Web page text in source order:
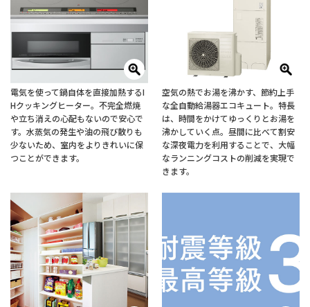
電気を使って鍋自体を直接加熱するI
Hクッキングヒーター。不完全燃焼
や立ち消えの心配もないので安心で
す。水蒸気の発生や油の飛び散りも
少ないため、室内をよりきれいに保
つことができます。
空気の熱でお湯を沸かす、節約上手
な全自動給湯器エコキュート。特長
は、時間をかけてゆっくりとお湯を
沸かしていく点。昼間に比べて割安
な深夜電力を利用することで、大幅
なランニングコストの削減を実現で
きます。